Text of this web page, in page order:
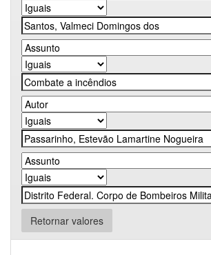
Retornar valores